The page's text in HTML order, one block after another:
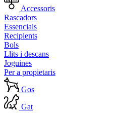
Accessoris
Rascadors
Essencials
Recipients
Bols
Llits i descans
Joguines
Per a propietaris
Gos
Gat